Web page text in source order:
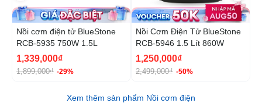
Nồi cơm điện tử BlueStone
RCB-5935 750W 1.5L
1,339,000₫
1,899,000₫ -29%
Nồi Cơm Điện Tử BlueStone
RCB-5946 1.5 Lít 860W
1,250,000₫
2,499,000₫ -50%
Xem thêm sản phẩm Nồi cơm điện